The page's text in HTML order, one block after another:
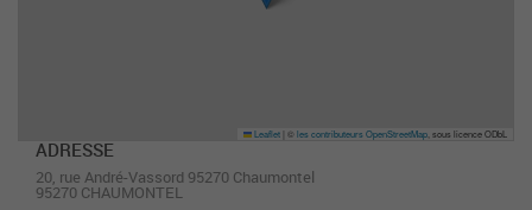
Leaflet ©les contributeurs OpenStreetMap , sous licence ODbL
ADRESSE
20, rue André-Vassord 95270 Chaumontel
95270 CHAUMONTEL